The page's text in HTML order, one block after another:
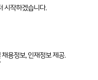
시작하겠습니다.
용정보, 인재정보 제공.